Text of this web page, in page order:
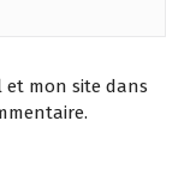
et mon site dans